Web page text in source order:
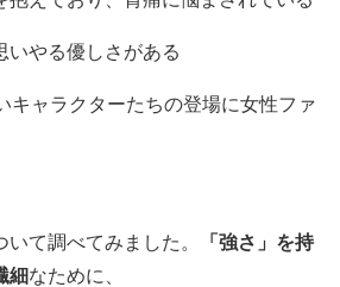
いやる優しさがある
キャラクターたちの登場に女性ファ
て調べてみました。
「強さ」を持
細なために、